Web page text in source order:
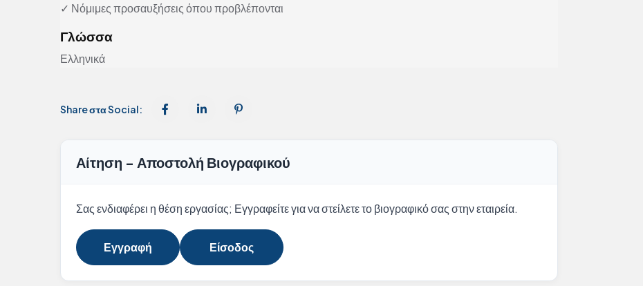
✓ Νόμιμες προσαυξήσεις όπου προβλέπονται
Γλώσσα
Ελληνικά
Share στα Social:
Αίτηση - Αποστολή Βιογραφικού
Σας ενδιαφέρει η θέση εργασίας; Εγγραφείτε για να στείλετε το βιογραφικό σας στην εταιρεία.
Εγγραφή Είσοδος